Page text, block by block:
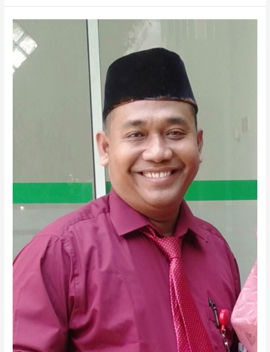
MUKHAMAD
MAKHZUM.ST